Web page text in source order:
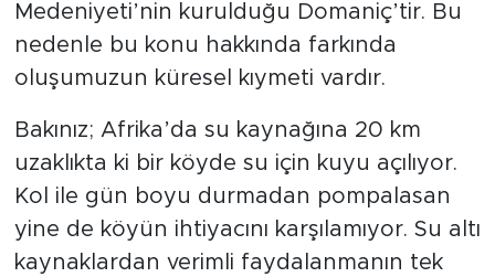
Medeniyeti’nin kurulduğu Domaniç’tir. Bu
nedenle bu konu hakkında farkında
oluşumuzun küresel kıymeti vardır.
Bakınız; Afrika’da su kaynağına 20 km
uzaklıkta ki bir köyde su için kuyu açılıyor.
Kol ile gün boyu durmadan pompalasan
yine de köyün ihtiyacını karşılamıyor. Su altı
kaynaklardan verimli faydalanmanın tek